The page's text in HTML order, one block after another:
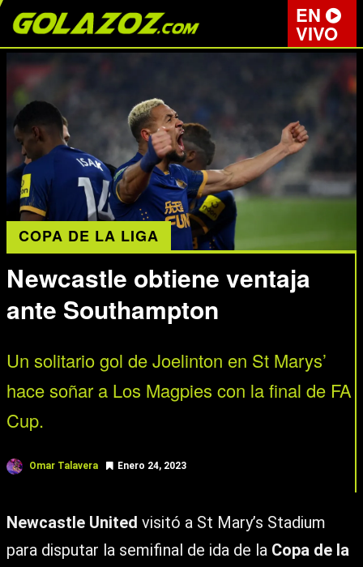
EN
VIVO
COPA DE LA LIGA
Newcastle obtiene ventaja
ante Southampton
Un solitario gol de Joelinton en St Marys’
hace soñar a Los Magpies con la final de FA
Cup.
Omar Talavera Enero 24, 2023
Newcastle United visitó a St Mary’s Stadium
para disputar la semifinal de ida de la Copa de la